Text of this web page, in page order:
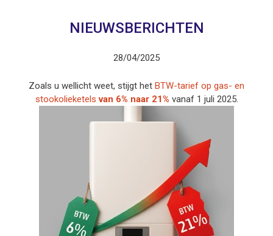
NIEUWSBERICHTEN
28/04/2025
Zoals u wellicht weet, stijgt het BTW-tarief op gas- en
stookolieketels van 6% naar 21% vanaf 1 juli 2025.